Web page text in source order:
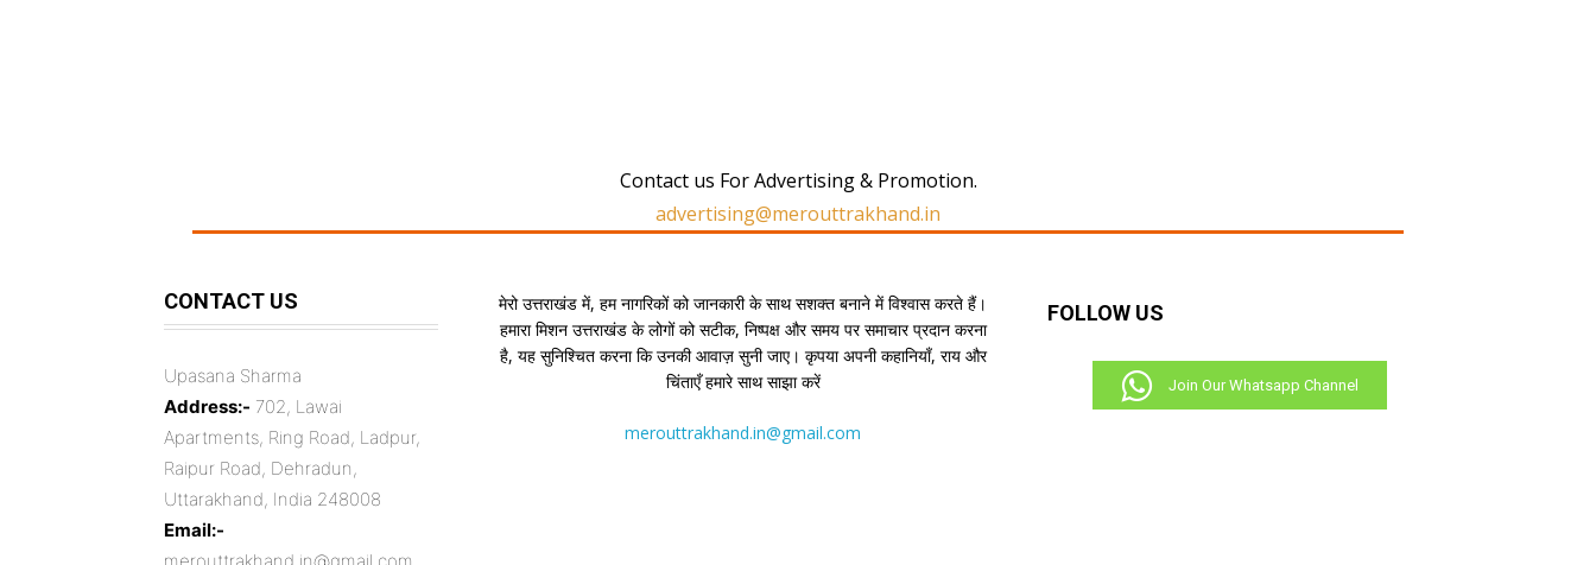
Contact us For Advertising & Promotion.
advertising@merouttrakhand.in
CONTACT US
Upasana Sharma
Address:- 702, Lawai
Apartments, Ring Road, Ladpur,
Raipur Road, Dehradun,
Uttarakhand, India 248008
Email:-
मेरो उत्तराखंड में, हम नागरिकों को जानकारी के साथ सशक्त बनाने में विश्वास करते हैं।
हमारा मिशन उत्तराखंड के लोगों को सटीक, निष्पक्ष और समय पर समाचार प्रदान करना
है, यह सुनिश्चित करना कि उनकी आवाज़ सुनी जाए। कृपया अपनी कहानियाँ, राय और
चिंताएँ हमारे साथ साझा करें
merouttrakhand.in@gmail.com
FOLLOW US
Join Our Whatsapp Channel